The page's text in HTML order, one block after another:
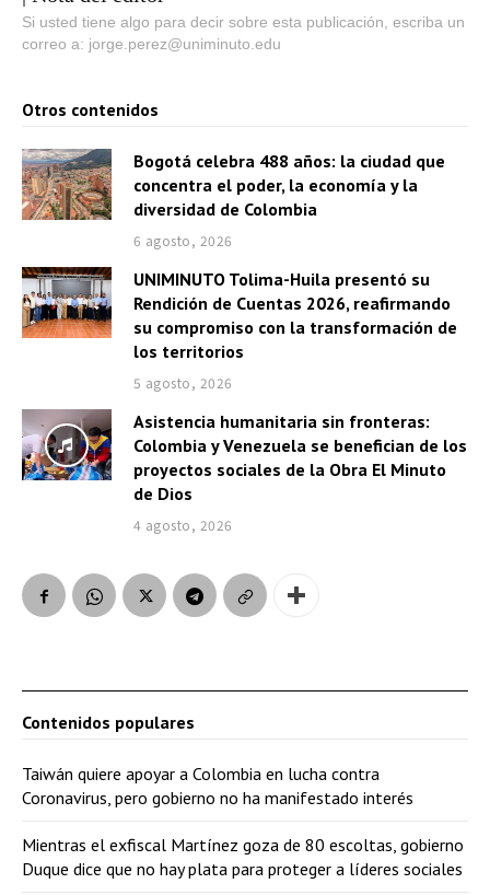
Si usted tiene algo para decir sobre esta publicación, escriba un
correo a: jorge.perez@uniminuto.edu
Otros contenidos
Bogotá celebra 488 años: la ciudad que
concentra el poder, la economía y la
diversidad de Colombia
6 agosto, 2026
UNIMINUTO Tolima-Huila presentó su
Rendición de Cuentas 2026, reafirmando
su compromiso con la transformación de
los territorios
5 agosto, 2026
Asistencia humanitaria sin fronteras:
Colombia y Venezuela se benefician de los
proyectos sociales de la Obra El Minuto
de Dios
4 agosto, 2026
Contenidos populares
Taiwán quiere apoyar a Colombia en lucha contra
Coronavirus, pero gobierno no ha manifestado interés
Mientras el exfiscal Martínez goza de 80 escoltas, gobierno
Duque dice que no hay plata para proteger a líderes sociales